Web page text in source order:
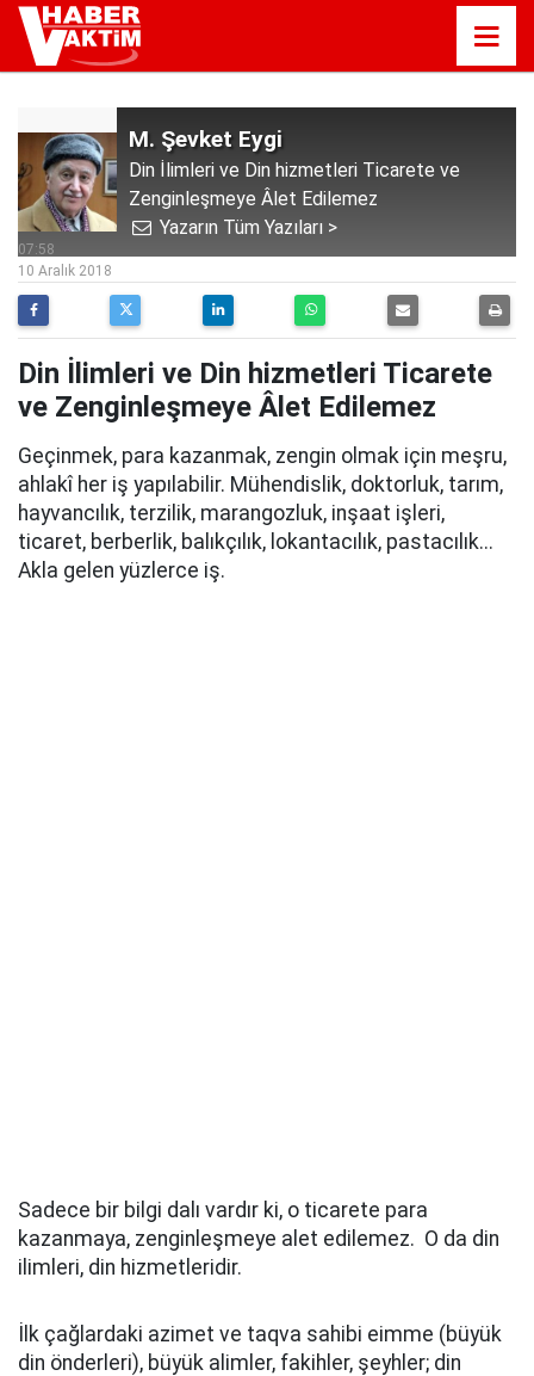
M. Şevket Eygi
Din İlimleri ve Din hizmetleri Ticarete ve
Zenginleşmeye Âlet Edilemez
Yazarın Tüm Yazıları >
07:58
10 Aralık 2018
Din İlimleri ve Din hizmetleri Ticarete
ve Zenginleşmeye Âlet Edilemez
Geçinmek, para kazanmak, zengin olmak için meşru,
ahlakî her iş yapılabilir. Mühendislik, doktorluk, tarım,
hayvancılık, terzilik, marangozluk, inşaat işleri,
ticaret, berberlik, balıkçılık, lokantacılık, pastacılık...
Akla gelen yüzlerce iş.
Sadece bir bilgi dalı vardır ki, o ticarete para
kazanmaya, zenginleşmeye alet edilemez. O da din
ilimleri, din hizmetleridir.
İlk çağlardaki azimet ve taqva sahibi eimme (büyük
din önderleri), büyük alimler, fakihler, şeyhler; din